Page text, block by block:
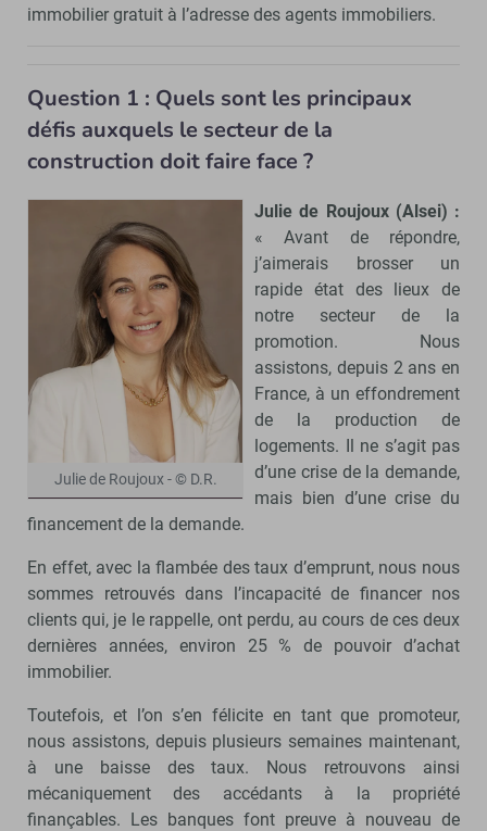
immobilier gratuit à l’adresse des agents immobiliers.
Question 1 : Quels sont les principaux
défis auxquels le secteur de la
construction doit faire face ?
Julie de Roujoux - © D.R.
Julie de Roujoux (Alsei) :
« Avant de répondre,
j’aimerais brosser un
rapide état des lieux de
notre secteur de la
promotion. Nous
assistons, depuis 2 ans en
France, à un effondrement
de la production de
logements. Il ne s’agit pas
d’une crise de la demande,
mais bien d’une crise du
financement de la demande.
En effet, avec la flambée des taux d’emprunt, nous nous
sommes retrouvés dans l’incapacité de financer nos
clients qui, je le rappelle, ont perdu, au cours de ces deux
dernières années, environ 25 % de pouvoir d’achat
immobilier.
Toutefois, et l’on s’en félicite en tant que promoteur,
nous assistons, depuis plusieurs semaines maintenant,
à une baisse des taux. Nous retrouvons ainsi
mécaniquement des accédants à la propriété
finançables. Les banques font preuve à nouveau de